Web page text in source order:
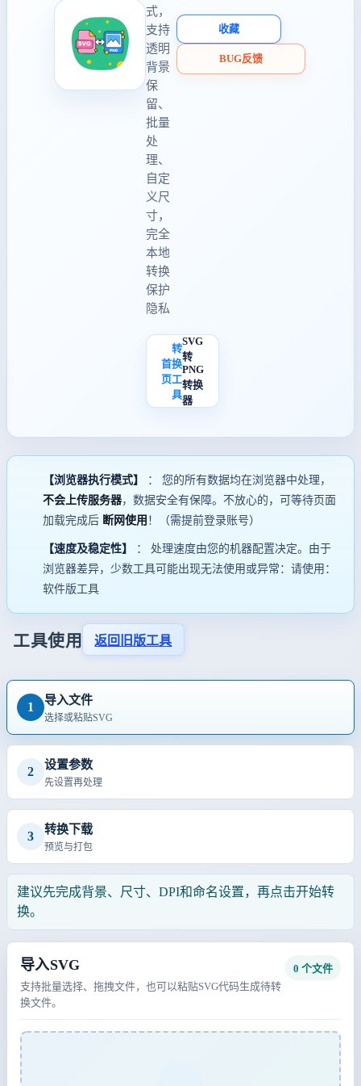
式，
支持
透明
背景
保
留、
批量
处
理、
自定
义尺
寸，
完全
本地
转换
保护
隐私
首
页
转
换
工
具
SVG
转
PNG
转换
器
收藏
BUG反馈
【浏览器执行模式】
： 您的所有数据均在浏览器中处理，
不会上传服务器，数据安全有保障。不放心的，可等待页面
加载完成后 断网使用 ！（需提前登录账号）
【速度及稳定性】
： 处理速度由您的机器配置决定。由于
浏览器差异，少数工具可能出现无法使用或异常：请使用：
软件版工具
工具使用 返回旧版工具
1 导入文件
选择或粘贴SVG
2 设置参数
先设置再处理
3 转换下载
预览与打包
建议先完成背景、尺寸、DPI和命名设置，再点击开始转
换。
导入SVG
支持批量选择、拖拽文件，也可以粘贴SVG代码生成待转
换文件。
0 个文件